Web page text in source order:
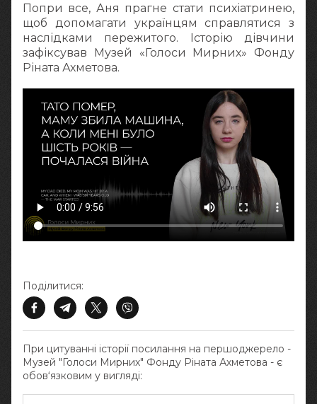
Попри все, Аня прагне стати психіатринею,
щоб допомагати українцям справлятися з
наслідками пережитого. Історію дівчини
зафіксував Музей «Голоси Мирних» Фонду
Ріната Ахметова.
При цитуванні історії посилання на першоджерело -
Музей "Голоси Мирних" Фонду Ріната Ахметова - є
обов‘язковим у вигляді:
Поділитися: